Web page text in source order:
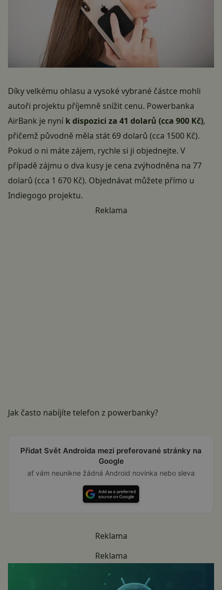
Díky velkému ohlasu a vysoké vybrané částce mohli
autoři projektu příjemně snížit cenu. Powerbanka
AirBank je nyní k dispozici za 41 dolarů (cca 900 Kč),
přičemž původně měla stát 69 dolarů (cca 1500 Kč).
Pokud o ni máte zájem, rychle si ji objednejte. V
případě zájmu o dva kusy je cena zvýhodněna na 77
dolarů (cca 1 670 Kč). Objednávat můžete přímo u
Indiegogo projektu.
Reklama
Jak často nabíjíte telefon z powerbanky?
Přidat Svět Androida mezi preferované stránky na
Google
ať vám neunikne žádná Android novinka nebo sleva
Reklama
Reklama